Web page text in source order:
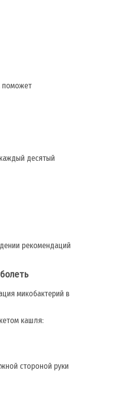
поможет
десятый
рекомендаций
микобактерий в
кашля:
стороной руки